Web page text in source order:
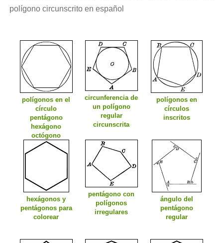
polígono circunscrito en español
polígonos en el
círculo
pentágono
hexágono
octógono
pentágono
circunferencia de
un polígono
regular
circunscrita
polígonos en
círculos
inscritos
hexágonos y
pentágonos para
colorear
pentágono con
polígonos
irregulares
ángulo del
pentágono
regular